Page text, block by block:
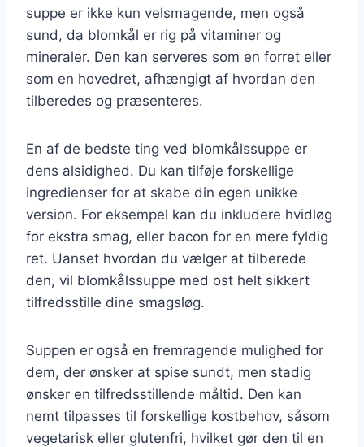
suppe er ikke kun velsmagende, men også
sund, da blomkål er rig på vitaminer og
mineraler. Den kan serveres som en forret eller
som en hovedret, afhængigt af hvordan den
tilberedes og præsenteres.
En af de bedste ting ved blomkålssuppe er
dens alsidighed. Du kan tilføje forskellige
ingredienser for at skabe din egen unikke
version. For eksempel kan du inkludere hvidløg
for ekstra smag, eller bacon for en mere fyldig
ret. Uanset hvordan du vælger at tilberede
den, vil blomkålssuppe med ost helt sikkert
tilfredsstille dine smagsløg.
Suppen er også en fremragende mulighed for
dem, der ønsker at spise sundt, men stadig
ønsker en tilfredsstillende måltid. Den kan
nemt tilpasses til forskellige kostbehov, såsom
vegetarisk eller glutenfri, hvilket gør den til en